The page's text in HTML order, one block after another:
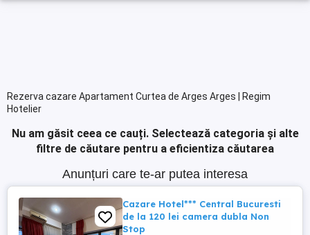
Rezerva cazare Apartament Curtea de Arges Arges | Regim
Hotelier
Nu am găsit ceea ce cauți. Selectează categoria și alte
filtre de căutare pentru a eficientiza căutarea
Anunțuri care te-ar putea interesa
Cazare Hotel*** Central Bucuresti
de la 120 lei camera dubla Non
Stop